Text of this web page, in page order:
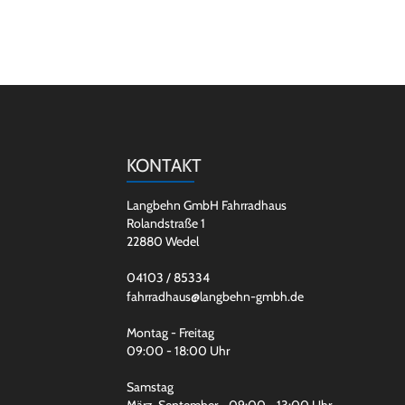
KONTAKT
Langbehn GmbH Fahrradhaus
Rolandstraße 1
22880 Wedel
04103 / 85334
fahrradhaus@langbehn-gmbh.de
Montag - Freitag
09:00 - 18:00 Uhr
Samstag